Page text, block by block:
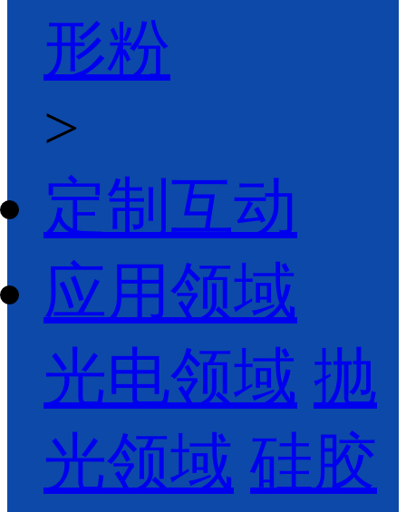
形粉
>
定制互动
应用领域
光电领域 抛
光领域 硅胶